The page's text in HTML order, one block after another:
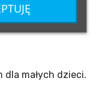
małych dzieci.